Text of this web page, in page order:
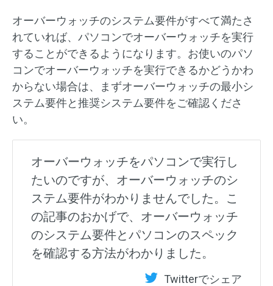
オーバーウォッチのシステム要件がすべて満たさ
れていれば、パソコンでオーバーウォッチを実行
することができるようになります。お使いのパソ
コンでオーバーウォッチを実行できるかどうかわ
からない場合は、まずオーバーウォッチの最小シ
ステム要件と推奨システム要件をご確認くださ
い。
オーバーウォッチをパソコンで実行し
たいのですが、オーバーウォッチのシ
ステム要件がわかりませんでした。こ
の記事のおかげで、オーバーウォッチ
のシステム要件とパソコンのスペック
を確認する方法がわかりました。
Twitterでシェア